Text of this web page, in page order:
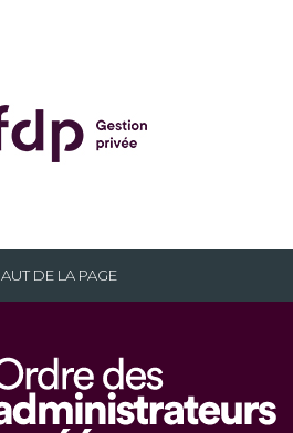
DE LA PAGE